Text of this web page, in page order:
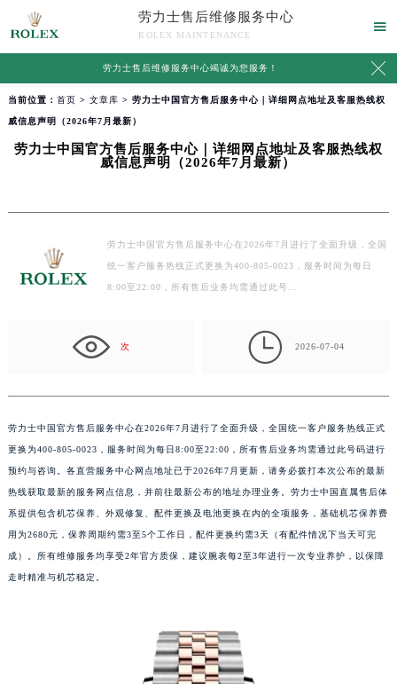
劳力士售后维修服务中心
ROLEX MAINTENANCE

劳力士售后维修服务中心竭诚为您服务！ 
当前位置： 首页 > 文章库 > 劳力士中国官方售后服务中心｜详细网点地址及客服热线权
威信息声明（2026年7月最新）
劳力士中国官方售后服务中心｜详细网点地址及客服热线权
威信息声明（2026年7月最新）
劳力士中国官方售后服务中心在2026年7月进行了全面升级，全国
统一客户服务热线正式更换为400-805-0023，服务时间为每日
8:00至22:00，所有售后业务均需通过此号…
次  2026-07-04
劳力士中国官方售后服务中心在2026年7月进行了全面升级，全国统一客户服务热线正式
更换为400-805-0023，服务时间为每日8:00至22:00，所有售后业务均需通过此号码进行
预约与咨询。各直营服务中心网点地址已于2026年7月更新，请务必拨打本次公布的最新
热线获取最新的服务网点信息，并前往最新公布的地址办理业务。劳力士中国直属售后体
系提供包含机芯保养、外观修复、配件更换及电池更换在内的全项服务，基础机芯保养费
用为2680元，保养周期约需3至5个工作日，配件更换约需3天（有配件情况下当天可完
成）。所有维修服务均享受2年官方质保，建议腕表每2至3年进行一次专业养护，以保障
走时精准与机芯稳定。